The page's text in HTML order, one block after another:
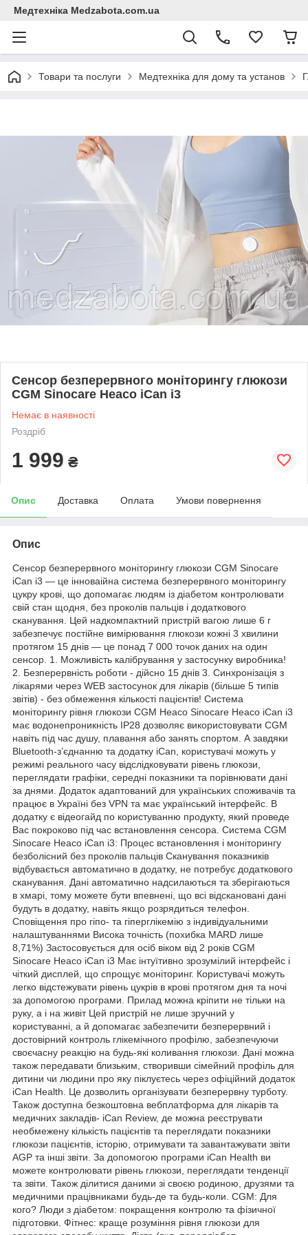
Медтехніка Medzabota.com.ua
Товари та послуги Медтехніка для дому та установ
Сенсор безперервного моніторингу глюкози
CGM Sinocare Heaco iCan i3
Немає в наявності
Роздріб
1 999 ₴
Опис Доставка Оплата Умови повернення
Опис
Сенсор безперервного моніторингу глюкози CGM Sinocare
iCan i3 — це інноваійна система безперервного моніторингу
цукру крові, що допомагає людям із діабетом контролювати
свій стан щодня, без проколів пальців і додаткового
сканування. Цей надкомпактний пристрій вагою лише 6 г
забезпечує постійне вимірювання глюкози кожні 3 хвилини
протягом 15 днів — це понад 7 000 точок даних на один
сенсор. 1. Можливість калібрування у застосунку виробника!
2. Безперервність роботи - дійсно 15 днів 3. Синхронізація з
лікарями через WEB застосунок для лікарів (більше 5 типів
звітів) - без обмеження кількості пацієнтів! Cистема
моніторингу рівня глюкози CGM Heaco Sinocare Heaco iCan i3
має водонепроникність IP28 дозволяє використовувати CGM
навіть під час душу, плавання або занять спортом. А завдяки
Bluetooth-з’єднанню та додатку iCan, користувачі можуть у
режимі реального часу відслідковувати рівень глюкози,
переглядати графіки, середні показники та порівнювати дані
за днями. Додаток адаптований для українських споживачів та
працює в Україні без VPN та має український інтерфейс. В
додатку є відеогайд по користуванню продукту, який проведе
Вас покроково під час встановлення сенсора. Система CGM
Sinocare Heaco iCan i3: Процес встановлення і моніторингу
безболісний без проколів пальців Сканування показників
відбувається автоматично в додатку, не потребує додаткового
сканування. Дані автоматично надсилаються та зберігаються
в хмарі, тому можете бути впевнені, що всі відскановані дані
будуть в додатку, навіть якщо розрядиться телефон.
Сповіщення про гіпо- та гіперглікемію з індивідуальними
налаштуваннями Висока точність (похибка MARD лише
8,71%) Застосовується для осіб віком від 2 років CGM
Sinocare Heaco iCan i3 Має інтуїтивно зрозумілий інтерфейс і
чіткий дисплей, що спрощує моніторинг. Користувачі можуть
легко відстежувати рівень цукрів в крові протягом дня та ночі
за допомогою програми. Прилад можна кріпити не тільки на
руку, а і на живіт Цей пристрій не лише зручний у
користуванні, а й допомагає забезпечити безперервний і
достовірний контроль глікемічного профілю, забезпечуючи
своєчасну реакцію на будь-які коливання глюкози. Дані можна
також передавати близьким, створивши сімейний профіль для
дитини чи людини про яку піклуєтесь через офіційний додаток
iCan Health. Це дозволить організувати безперервну турботу.
Також доступна безкоштовна вебплатформа для лікарів та
медичних закладів- iCan Review, де можна реєструвати
необмежену кількість пацієнтів та переглядати показники
глюкози пацієнтів, історію, отримувати та завантажувати звіти
AGP та інші звіти. За допомогою програми iCan Health ви
можете контролювати рівень глюкози, переглядати тенденції
та звіти. Також ділитися даними зі своєю родиною, друзями та
медичними працівниками будь-де та будь-коли. CGM: Для
кого? Люди з діабетом: покращення контролю та фізичної
підготовки. Фітнес: краще розуміння рівня глюкози для